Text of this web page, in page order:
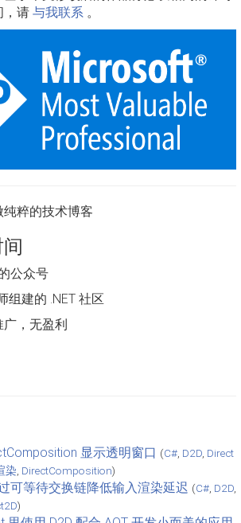
，请 与我联系 。
粹的技术博客
公众号
组建的 .NET 社区
，无盈利
显示透明窗口 (C#, D2D, Direct
染, DirectComposition)
可等待交换链降低输入渲染延迟 (C#, D2D,
)